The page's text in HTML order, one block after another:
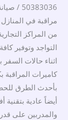
مراقبة في
من المراكز
التواجد وتوفير
اثناء حالات
كاميرات المراقبة
بأحدث الطرق
أيضاً عادية بتقنية
والمدربين على